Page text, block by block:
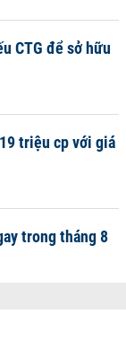
CTG để sở hữu
triệu cp với giá
trong tháng 8